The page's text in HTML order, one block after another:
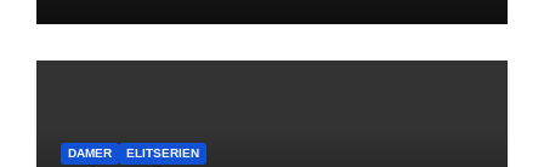
DAMER ELITSERIEN